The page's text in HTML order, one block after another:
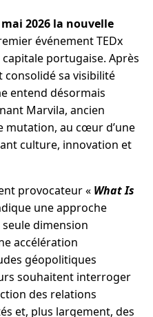
2026 la nouvelle
événement TEDx
portugaise. Après
consolidé sa visibilité
entend désormais
Marvila, ancien
au cœur d’une
culture, innovation et
provocateur « What Is
une approche
dimension
accélération
géopolitiques
souhaitent interroger
des relations
et, plus largement, des